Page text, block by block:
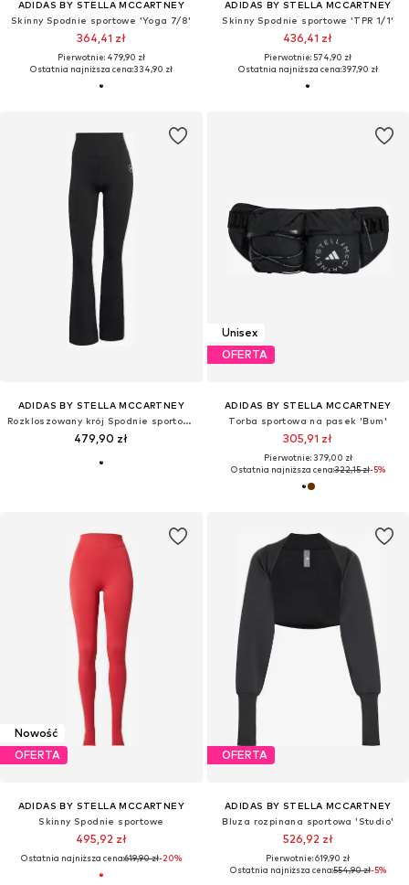
ADIDAS BY STELLA MCCARTNEY
Skinny Spodnie sportowe 'Yoga 7/8'
364,41 zł
Pierwotnie: 479,90 zł
Ostatnia najniższa cena:334,90 zł
ADIDAS BY STELLA MCCARTNEY
Skinny Spodnie sportowe 'TPR 1/1'
436,41 zł
Pierwotnie: 574,90 zł
Ostatnia najniższa cena:397,90 zł
ADIDAS BY STELLA MCCARTNEY
Rozkloszowany krój Spodnie sportowe
479,90 zł
Unisex
OFERTA
ADIDAS BY STELLA MCCARTNEY
Torba sportowa na pasek 'Bum'
305,91 zł
Pierwotnie: 379,00 zł
Ostatnia najniższa cena:322,15 zł-5%
Nowość
OFERTA
ADIDAS BY STELLA MCCARTNEY
Skinny Spodnie sportowe
495,92 zł
Ostatnia najniższa cena:619,90 zł-20%
OFERTA
ADIDAS BY STELLA MCCARTNEY
Bluza rozpinana sportowa 'Studio'
526,92 zł
Pierwotnie: 619,90 zł
Ostatnia najniższa cena:554,90 zł-5%